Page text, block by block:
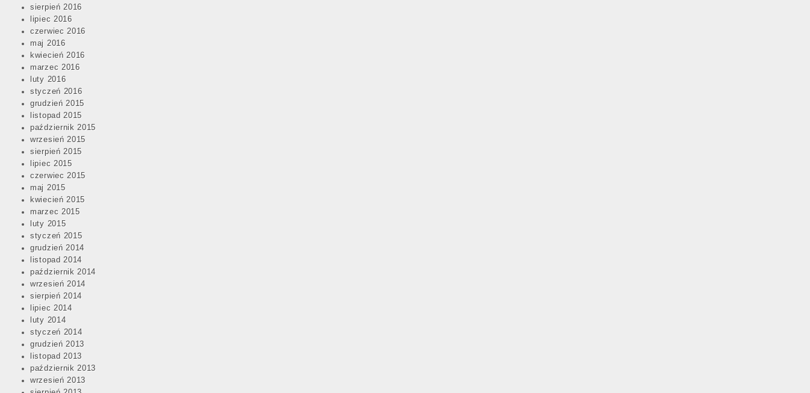
sierpień 2016
lipiec 2016
czerwiec 2016
maj 2016
kwiecień 2016
marzec 2016
luty 2016
styczeń 2016
grudzień 2015
listopad 2015
październik 2015
wrzesień 2015
sierpień 2015
lipiec 2015
czerwiec 2015
maj 2015
kwiecień 2015
marzec 2015
luty 2015
styczeń 2015
grudzień 2014
listopad 2014
październik 2014
wrzesień 2014
sierpień 2014
lipiec 2014
luty 2014
styczeń 2014
grudzień 2013
listopad 2013
październik 2013
wrzesień 2013